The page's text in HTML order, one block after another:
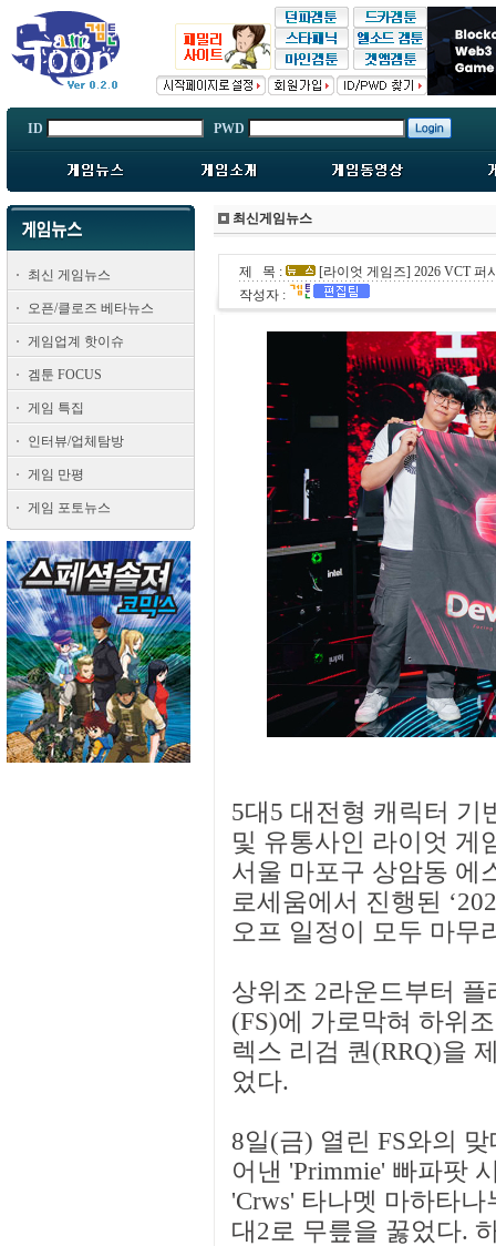
ID PWD
최신 게임뉴스
오픈/클로즈 베타뉴스
게임업계 핫이슈
겜툰 FOCUS
게임 특집
인터뷰/업체탐방
게임 만평
게임 포토뉴스
최신게임뉴스
제 목 :
[라이엇 게임즈] 2026 VCT 퍼
작성자 :
5대5 대전형 캐릭터 기
및 유통사인 라이엇 게
서울 마포구 상암동 에
로세움에서 진행된
오프 일정이 모두 마무
상위조 2라운드부터
(FS)에 가로막혀 하위
렉스 리검 퀀(RRQ)을
었다.
8일(금) 열린 FS와의
어낸 'Primmie' 빠파팟
'Crws' 타나멧 마하타
대2로 무릎을 꿇었다.